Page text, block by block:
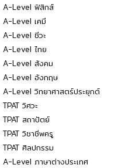
A-Level ฟิสิกส์
A-Level เคมี
A-Level ชีวะ
A-Level ไทย
A-Level สังคม
A-Level อังกฤษ
A-Level วิทยาศาสตร์ประยุกต์
TPAT วิศวะ
TPAT สถาปัตย์
TPAT วิชาชีพครู
TPAT ศิลปกรรม
A-Level ภาษาต่างประเทศ